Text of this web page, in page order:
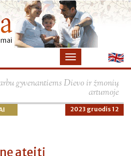
gyvenantiems Dievo ir žmonių
artumoje
2023 gruodis 12
ateitį